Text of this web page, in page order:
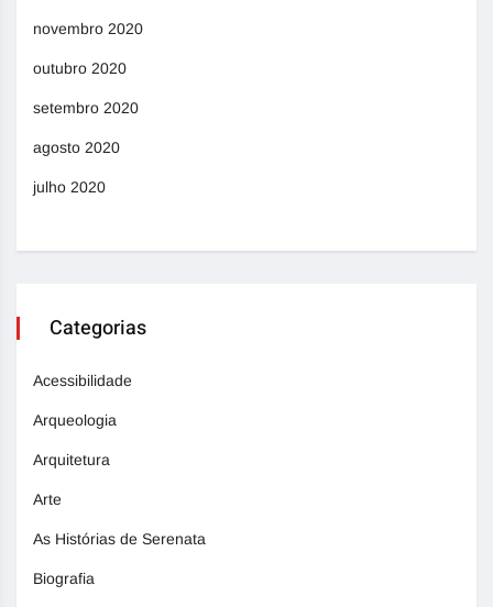
novembro 2020
outubro 2020
setembro 2020
agosto 2020
julho 2020
Categorias
Acessibilidade
Arqueologia
Arquitetura
Arte
As Histórias de Serenata
Biografia